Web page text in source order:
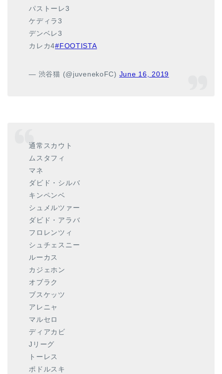
パストーレ3
ケディラ3
デンベレ3
カレカ4#FOOTISTA
— 渋谷猫 (@juvenekoFC) June 16, 2019
通常スカウト
ムスタフィ
マネ
ダビド・シルバ
キンペンベ
シュメルツァー
ダビド・アラバ
フロレンツィ
シュチェスニー
ルーカス
カジェホン
オブラク
ブスケッツ
アレニャ
マルセロ
ディアカビ
Jリーグ
トーレス
ポドルスキ